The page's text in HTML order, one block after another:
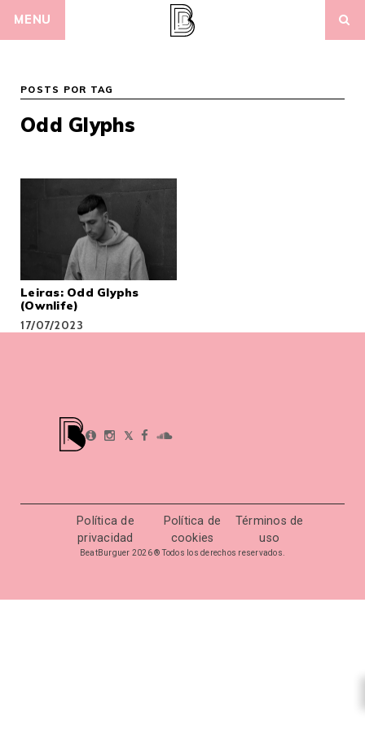
MENU
POSTS POR TAG
Odd Glyphs
Leiras: Odd Glyphs
(Ownlife)
17/07/2023
𝕏
Política de
privacidad
Política de
cookies
Términos de
uso
BeatBurguer 2026 ® Todos los derechos reservados.